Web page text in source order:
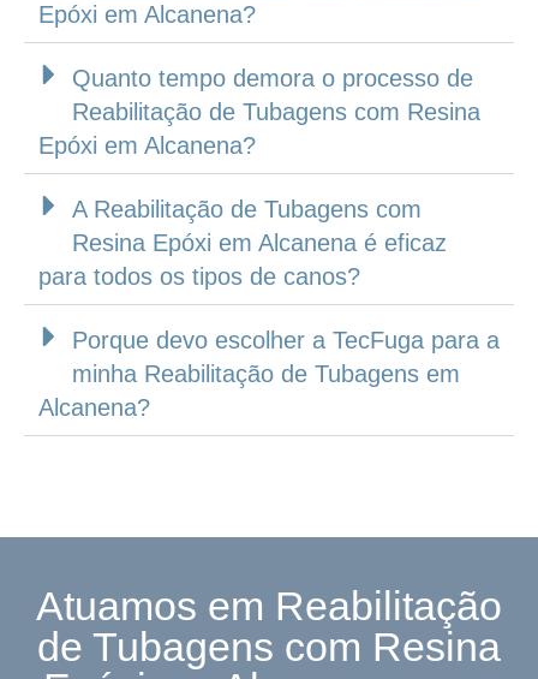
Epóxi em Alcanena?
Quanto tempo demora o processo de
Reabilitação de Tubagens com Resina
Epóxi em Alcanena?
A Reabilitação de Tubagens com
Resina Epóxi em Alcanena é eficaz
para todos os tipos de canos?
Porque devo escolher a TecFuga para a
minha Reabilitação de Tubagens em
Alcanena?
Atuamos em Reabilitação
de Tubagens com Resina